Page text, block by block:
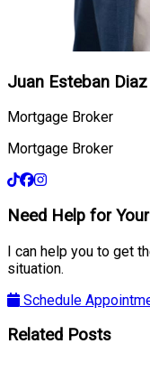
Juan Esteban
Mortgage Broker
Mortgage Broker
Need Help for
I can help you to get
situation.
Schedule
Related Posts